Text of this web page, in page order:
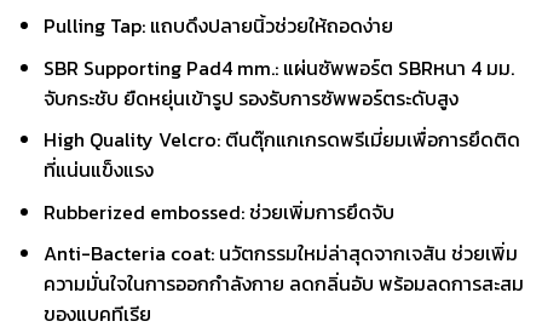
Pulling Tap: แถบดึงปลายนิ้วช่วยให้ถอดง่าย
SBR Supporting Pad4 mm.: แผ่นซัพพอร์ต SBRหนา 4 มม.
จับกระชับ ยืดหยุ่นเข้ารูป รองรับการซัพพอร์ตระดับสูง
High Quality Velcro: ตีนตุ๊กแกเกรดพรีเมี่ยมเพื่อการยึดติด
ที่แน่นแข็งแรง
Rubberized embossed: ช่วยเพิ่มการยึดจับ
Anti-Bacteria coat: นวัตกรรมใหม่ล่าสุดจากเจสัน ช่วยเพิ่ม
ความมั่นใจในการออกกำลังกาย ลดกลิ่นอับ พร้อมลดการสะสม
ของแบคทีเรีย